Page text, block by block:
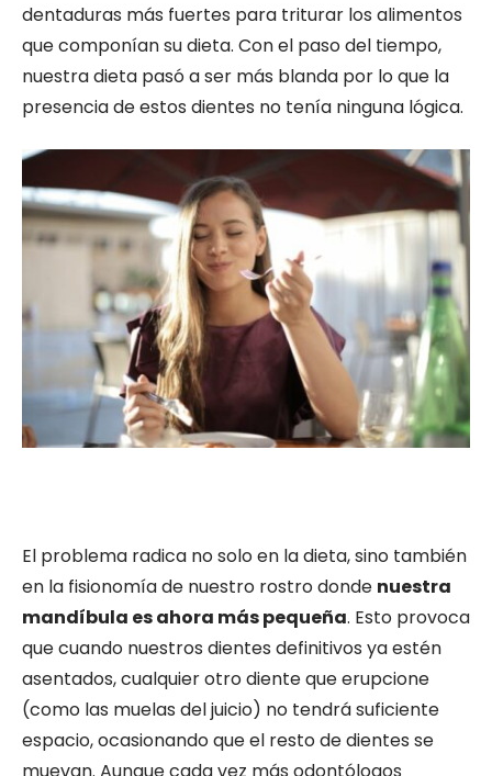
dentaduras más fuertes para triturar los alimentos
que componían su dieta. Con el paso del tiempo,
nuestra dieta pasó a ser más blanda por lo que la
presencia de estos dientes no tenía ninguna lógica.
El problema radica no solo en la dieta, sino también
en la fisionomía de nuestro rostro donde nuestra
mandíbula es ahora más pequeña. Esto provoca
que cuando nuestros dientes definitivos ya estén
asentados, cualquier otro diente que erupcione
(como las muelas del juicio) no tendrá suficiente
espacio, ocasionando que el resto de dientes se